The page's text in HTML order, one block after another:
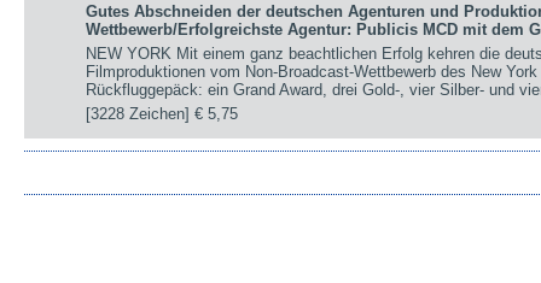
Gutes Abschneiden der deutschen Agenturen und
Wettbewerb/Erfolgreichste Agentur: Publicis MCD mit dem
NEW YORK Mit einem ganz beachtlichen Erfolg kehren die
Filmproduktionen vom Non-Broadcast-Wettbewerb des New
Rückfluggepäck: ein Grand Award, drei Gold-, vier Silber- und
[3228 Zeichen]€ 5,75